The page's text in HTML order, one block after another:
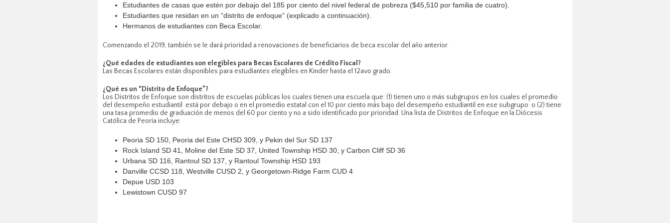
Estudiantes de casas que estén por debajo del 185 por ciento del nivel federal de pobreza ($45,510 por familia de cuatro).
Estudiantes que residan en un “distrito de enfoque” (explicado a continuación).
Hermanos de estudiantes con Beca Escolar.
Comenzando el 2019, también se le dará prioridad a renovaciones de beneficiarios de beca escolar del año anterior.
¿Qué edades de estudiantes son elegibles para Becas Escolares de Crédito Fiscal?
Las Becas Escolares están disponibles para estudiantes elegibles en Kinder hasta el 12avo grado.
¿Qué es un “Distrito de Enfoque”?
Los Distritos de Enfoque son distritos de escuelas públicas los cuales tienen una escuela que: (1) tienen uno o más subgrupos en los cuales el promedio
del desempeño estudiantil está por debajo o en el promedio estatal con el 10 por ciento más bajo del desempeño estudiantil en ese subgrupo o (2) tiene
una tasa promedio de graduación de menos del 60 por ciento y no a sido identificado por prioridad. Una lista de Distritos de Enfoque en la Diócesis
Católica de Peoria incluye:
Peoria SD 150, Peoria del Este CHSD 309, y Pekin del Sur SD 137
Rock Island SD 41, Moline del Este SD 37, United Township HSD 30, y Carbon Cliff SD 36
Urbana SD 116, Rantoul SD 137, y Rantoul Township HSD 193
Danville CCSD 118, Westville CUSD 2, y Georgetown-Ridge Farm CUD 4
Depue USD 103
Lewistown CUSD 97